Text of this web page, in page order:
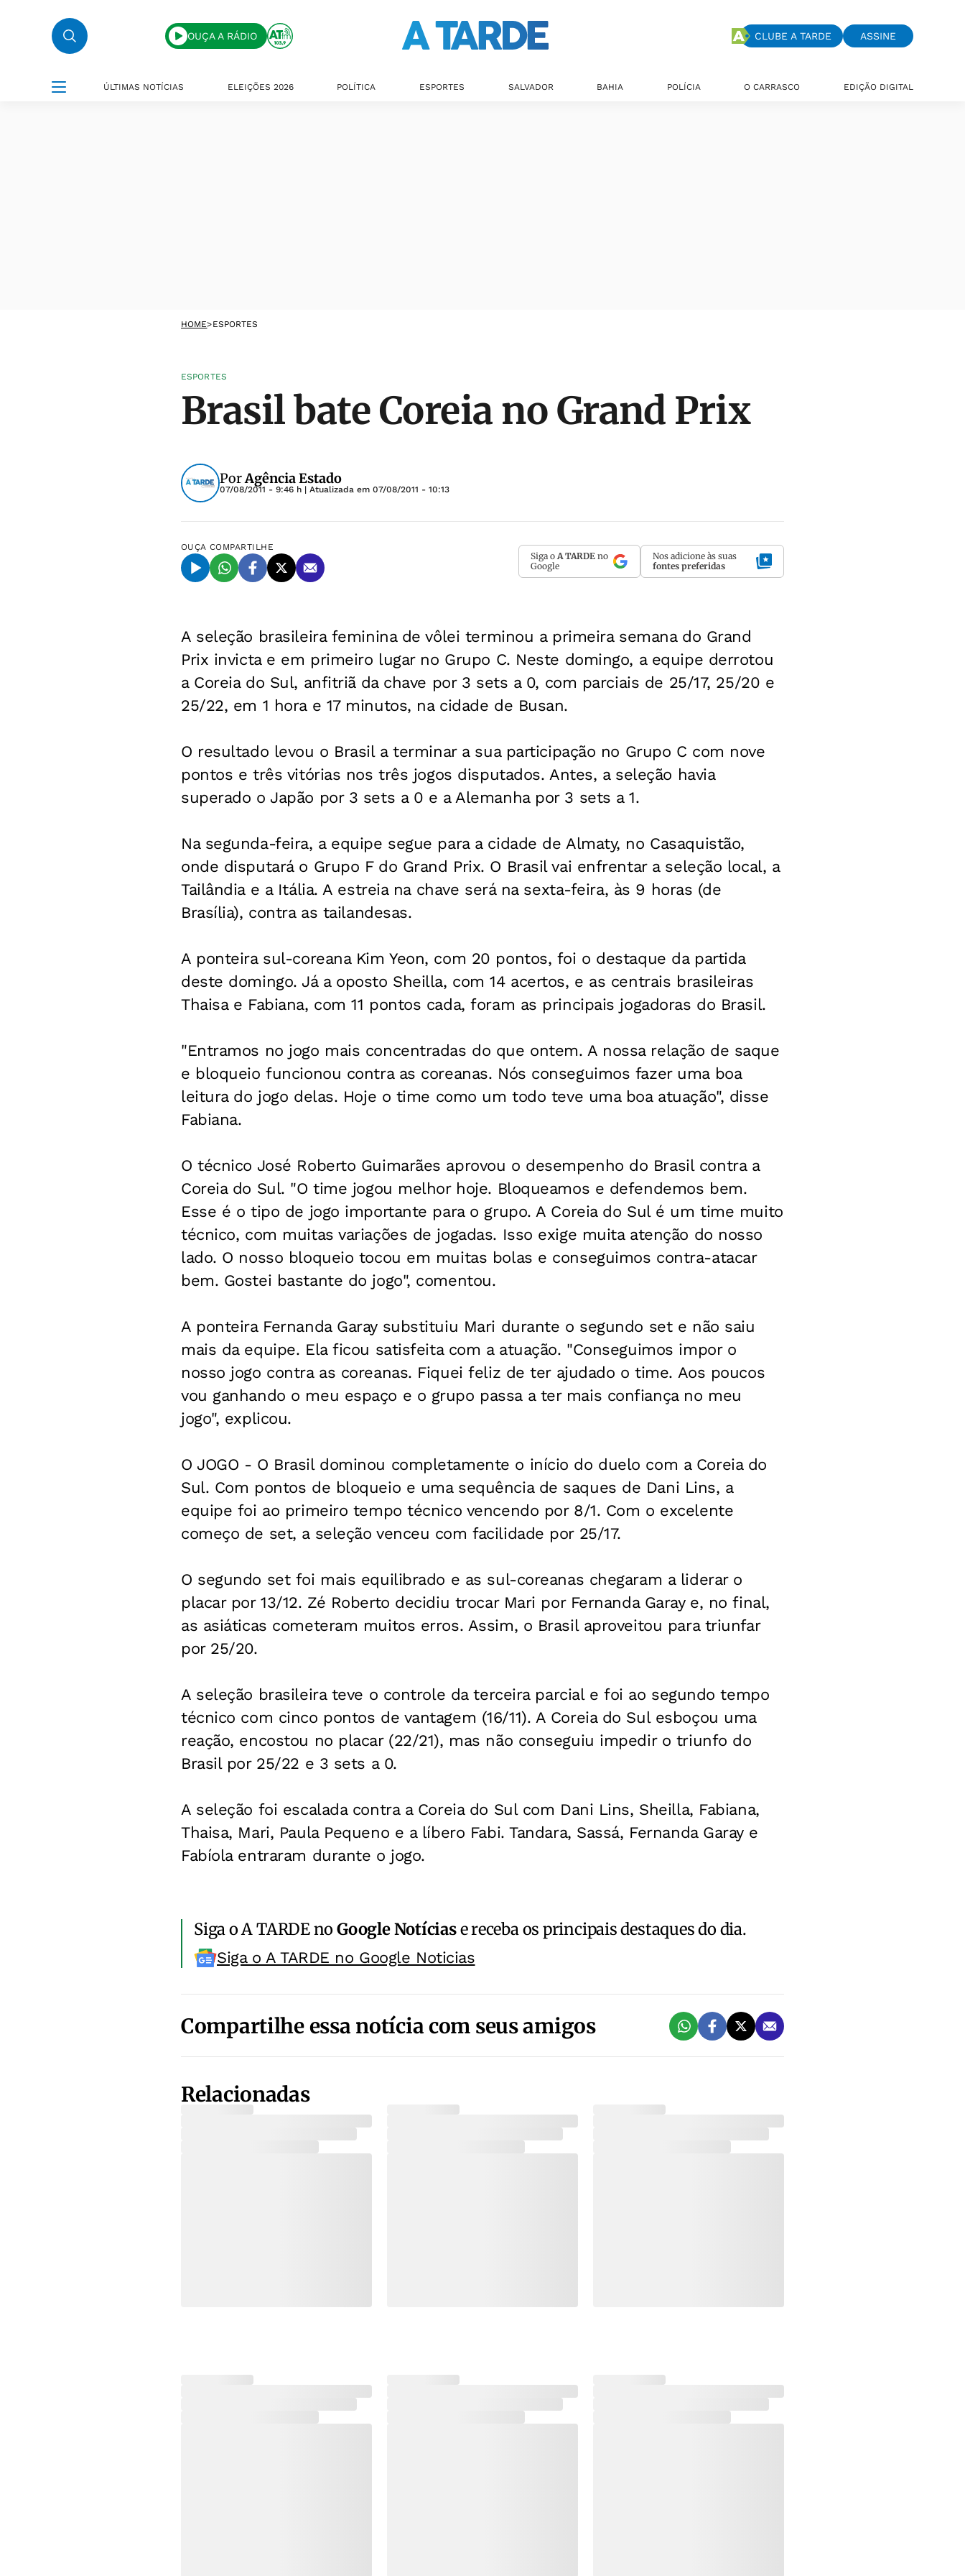
OUÇA A RÁDIO CLUBE A TARDE ASSINE
ÚLTIMAS NOTÍCIAS ELEIÇÕES 2026 POLÍTICA ESPORTES SALVADOR BAHIA POLÍCIA O CARRASCO EDIÇÃO DIGITAL
HOME>ESPORTES
ESPORTES
Brasil bate Coreia no Grand Prix
PorAgência Estado
07/08/2011 - 9:46 h | Atualizada em 07/08/2011 - 10:13
OUÇA COMPARTILHE
Siga o A TARDE no
Google
Nos adicione às suas
fontes preferidas
A seleção brasileira feminina de vôlei terminou a primeira semana do Grand
Prix invicta e em primeiro lugar no Grupo C. Neste domingo, a equipe derrotou
a Coreia do Sul, anfitriã da chave por 3 sets a 0, com parciais de 25/17, 25/20 e
25/22, em 1 hora e 17 minutos, na cidade de Busan.
O resultado levou o Brasil a terminar a sua participação no Grupo C com nove
pontos e três vitórias nos três jogos disputados. Antes, a seleção havia
superado o Japão por 3 sets a 0 e a Alemanha por 3 sets a 1.
Na segunda-feira, a equipe segue para a cidade de Almaty, no Casaquistão,
onde disputará o Grupo F do Grand Prix. O Brasil vai enfrentar a seleção local, a
Tailândia e a Itália. A estreia na chave será na sexta-feira, às 9 horas (de
Brasília), contra as tailandesas.
A ponteira sul-coreana Kim Yeon, com 20 pontos, foi o destaque da partida
deste domingo. Já a oposto Sheilla, com 14 acertos, e as centrais brasileiras
Thaisa e Fabiana, com 11 pontos cada, foram as principais jogadoras do Brasil.
"Entramos no jogo mais concentradas do que ontem. A nossa relação de saque
e bloqueio funcionou contra as coreanas. Nós conseguimos fazer uma boa
leitura do jogo delas. Hoje o time como um todo teve uma boa atuação", disse
Fabiana.
O técnico José Roberto Guimarães aprovou o desempenho do Brasil contra a
Coreia do Sul. "O time jogou melhor hoje. Bloqueamos e defendemos bem.
Esse é o tipo de jogo importante para o grupo. A Coreia do Sul é um time muito
técnico, com muitas variações de jogadas. Isso exige muita atenção do nosso
lado. O nosso bloqueio tocou em muitas bolas e conseguimos contra-atacar
bem. Gostei bastante do jogo", comentou.
A ponteira Fernanda Garay substituiu Mari durante o segundo set e não saiu
mais da equipe. Ela ficou satisfeita com a atuação. "Conseguimos impor o
nosso jogo contra as coreanas. Fiquei feliz de ter ajudado o time. Aos poucos
vou ganhando o meu espaço e o grupo passa a ter mais confiança no meu
jogo", explicou.
O JOGO - O Brasil dominou completamente o início do duelo com a Coreia do
Sul. Com pontos de bloqueio e uma sequência de saques de Dani Lins, a
equipe foi ao primeiro tempo técnico vencendo por 8/1. Com o excelente
começo de set, a seleção venceu com facilidade por 25/17.
O segundo set foi mais equilibrado e as sul-coreanas chegaram a liderar o
placar por 13/12. Zé Roberto decidiu trocar Mari por Fernanda Garay e, no final,
as asiáticas cometeram muitos erros. Assim, o Brasil aproveitou para triunfar
por 25/20.
A seleção brasileira teve o controle da terceira parcial e foi ao segundo tempo
técnico com cinco pontos de vantagem (16/11). A Coreia do Sul esboçou uma
reação, encostou no placar (22/21), mas não conseguiu impedir o triunfo do
Brasil por 25/22 e 3 sets a 0.
A seleção foi escalada contra a Coreia do Sul com Dani Lins, Sheilla, Fabiana,
Thaisa, Mari, Paula Pequeno e a líbero Fabi. Tandara, Sassá, Fernanda Garay e
Fabíola entraram durante o jogo.
Siga o A TARDE noGoogle Notíciase receba os principais destaques do dia.
Siga o A TARDE no Google Noticias
Compartilhe essa notícia com seus amigos
Relacionadas